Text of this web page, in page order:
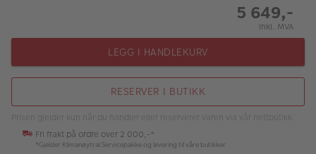
Fotokurs
Butikkoversikt
5 649,-
Inkl. MVA
LEGG I HANDLEKURV
RESERVER I BUTIKK
Prisen gjelder kun når du handler eller reserverer varen via vår nettbutikk.
Fri frakt på ordre over 2 000,-*
*Gjelder Klimanøytral Servicepakke og levering til våre butikker